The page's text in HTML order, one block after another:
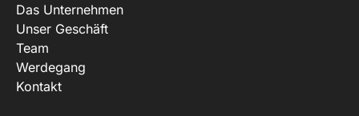
Das Unternehmen
Unser Geschäft
Team
Werdegang
Kontakt